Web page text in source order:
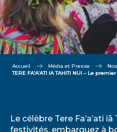
Accueil Média et Presse
TERE FA’A’ATI IA TAHITI NUI – Le
Le célèbre Tere Fa’a’ati
festivités, embarquez à